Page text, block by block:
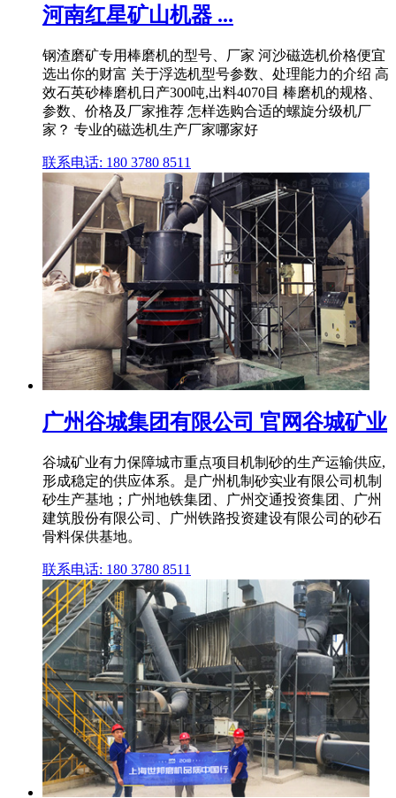
河南红星矿山机器 ...
钢渣磨矿专用棒磨机的型号、厂家 河沙磁选机价格便宜
选出你的财富 关于浮选机型号参数、处理能力的介绍 高
效石英砂棒磨机日产300吨,出料4070目 棒磨机的规格、
参数、价格及厂家推荐 怎样选购合适的螺旋分级机厂
家？ 专业的磁选机生产厂家哪家好
联系电话: 180 3780 8511
广州谷城集团有限公司 官网谷城矿业
谷城矿业有力保障城市重点项目机制砂的生产运输供应,
形成稳定的供应体系。是广州机制砂实业有限公司机制
砂生产基地；广州地铁集团、广州交通投资集团、广州
建筑股份有限公司、广州铁路投资建设有限公司的砂石
骨料保供基地。
联系电话: 180 3780 8511